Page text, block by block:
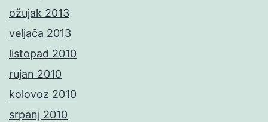
ožujak 2013
veljača 2013
listopad 2010
rujan 2010
kolovoz 2010
srpanj 2010